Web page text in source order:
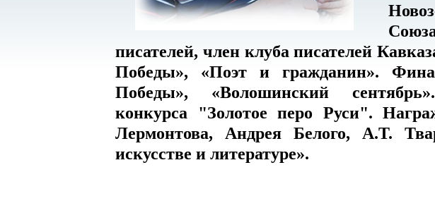
писателей, член клуба писателей
Победы», «Поэт и гражданин».
Победы», «Волошинский
конкурса "Золотое перо Руси".
Лермонтова, Андрея Белого, А.Т.
искусстве и литературе».